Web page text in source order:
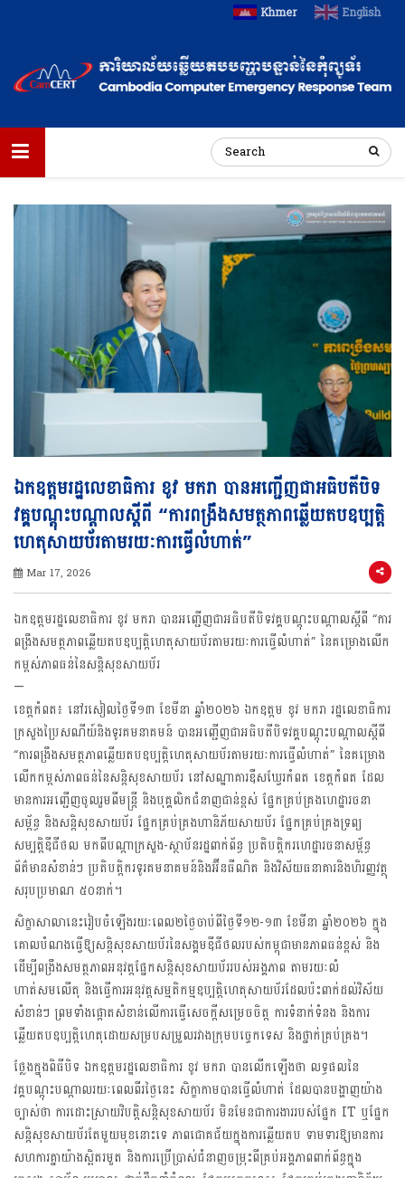
Khmer English
ឯកឧត្តមរដ្ឋលេខាធិការ ខូវ មករា បានអញ្ជើញជាអធិបតីបិទ
វគ្គបណ្តុះបណ្តាលស្តីពី “ការពង្រឹងសមត្ថភាពឆ្លើយតបឧប្បតិ្ត
ហេតុសាយប័រតាមរយៈការធ្វើលំហាត់”
Mar 17, 2026
ឯកឧត្តមរដ្ឋលេខាធិការ ខូវ មករា បានអញ្ជើញជាអធិបតីបិទវគ្គបណ្តុះបណ្តាលស្តីពី “ការ
ពង្រឹងសមត្ថភាពឆ្លើយតបឧប្បតិ្តហេតុសាយប័រតាមរយៈការធ្វើលំហាត់” នៃគម្រោងលើក
កម្ពស់ភាពធន់នៃសន្តិសុខសាយប័រ
—
ខេត្តកំពត៖ នៅរសៀលថ្ងៃទី១៣ ខែមីនា ឆ្នាំ២០២៦ ឯកឧត្តម ខូវ មករា រដ្ឋលេខាធិការ
ក្រសួងប្រៃសណីយ៍និងទូរគមនាគមន៍ បានអញ្ជើញជាអធិបតីបិទវគ្គបណ្តុះបណ្តាលស្តីពី
“ការពង្រឹងសមត្ថភាពឆ្លើយតបឧប្បតិ្តហេតុសាយប័រតាមរយៈការធ្វើលំហាត់” នៃគម្រោង
លើកកម្ពស់ភាពធន់នៃសន្តិសុខសាយប័រ នៅសណ្ឋាគារឌឺសឃ្វែរកំពត ខេត្តកំពត ដែល
មានការអញ្ជើញចូលរួមពីមន្ត្រី និងបុគ្គលិកជំនាញជាន់ខ្ពស់ ផ្នែកគ្រប់គ្រងហេដ្ឋារចនា
សម្ព័ន្ធ និងសន្តិសុខសាយប័រ ផ្នែកគ្រប់គ្រងហានិភ័យសាយប័រ ផ្នែកគ្រប់គ្រងទ្រព្យ
សម្បត្តិឌីជីថល មកពីបណ្តាក្រសួង-ស្ថាប័នរដ្ឋពាក់ព័ន្ធ ប្រតិបត្តិករហេដ្ឋារចនាសម្ព័ន្ធ
ព័ត៌មានសំខាន់ៗ ប្រតិបត្តិករទូរគមនាគមន៍និងអ៊ីនធឺណិត និងវិស័យធនាគារនិងហិរញ្ញវត្ថុ
សរុបប្រមាណ ៥០នាក់។
សិក្ខាសាលានេះរៀបចំឡើងរយៈពេល២ថ្ងៃចាប់ពីថ្ងៃទី១២-១៣ ខែមីនា ឆ្នាំ២០២៦ ក្នុង
គោលបំណងធ្វើឱ្យសន្តិសុខសាយប័រនៃសង្គមឌីជីថលរបស់កម្ពុជាមានភាពធន់ខ្ពស់ និង
ដើម្បីពង្រឹងសមត្ថភាពអនុវត្តផ្នែកសន្តិសុខសាយប័ររបស់អង្គភាព តាមរយៈលំ
ហាត់សមលើតុ និងធ្វើការអនុវត្តសម្មតិកម្មឧប្បត្តិហេតុសាយប័រដែលប៉ះពាក់ដល់វិស័យ
សំខាន់ៗ ព្រមទាំងផ្តោតសំខាន់លើការធ្វើសេចក្តីសម្រេចចិត្ត ការទំនាក់ទំនង និងការ
ឆ្លើយតបឧប្បតិ្តហេតុដោយសម្របសម្រួលរវាងក្រុមបច្ចេកទេស និងថ្នាក់គ្រប់គ្រង។
ថ្លែងក្នុងពិធីបិទ ឯកឧត្តមរដ្ឋលេខាធិការ ខូវ មករា បានលើកឡើងថា លទ្ធផលនៃ
វគ្គបណ្តុះបណ្តាលរយៈពេលពីរថ្ងៃនេះ សិក្ខាកាមបានធ្វើលំហាត់ ដែលបានបង្ហាញយ៉ាង
ច្បាស់ថា ការដោះស្រាយវិបត្តិសន្តិសុខសាយប័រ មិនមែនជាការងាររបស់ផ្នែក IT ឬផ្នែក
សន្តិសុខសាយប័រតែមួយមុខនោះទេ ភាពជោគជ័យក្នុងការឆ្លើយតប ទាមទារឱ្យមានការ
សហការគ្នាយ៉ាងស្អិតរមួត និងការប្រើប្រាស់ជំនាញចម្រុះពីគ្រប់អង្គភាពពាក់ព័ន្ធក្នុង